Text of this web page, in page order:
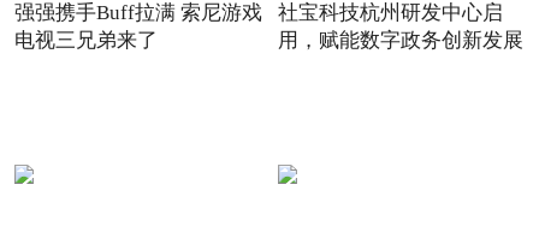
强强携手Buff拉满 索尼游戏
电视三兄弟来了
社宝科技杭州研发中心启
用，赋能数字政务创新发展